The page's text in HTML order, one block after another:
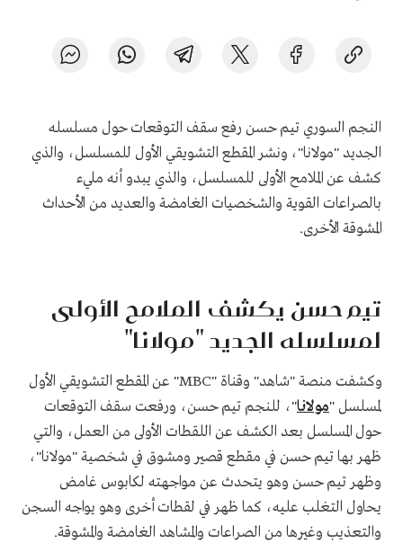
النجم السوري تيم حسن رفع سقف التوقعات حول مسلسله
الجديد "مولانا"، ونشر المقطع التشويقي الأول للمسلسل، والذي
كشف عن الملامح الأولى للمسلسل، والذي يبدو أنه مليء
بالصراعات القوية والشخصيات الغامضة والعديد من الأحداث
المشوقة الأخرى.
تيم حسن يكشف الملامح الأولى
لمسلسله الجديد "مولانا"
وكشفت منصة "شاهد" وقناة "MBC" عن المقطع التشويقي الأول
لمسلسل "مولانا"، للنجم تيم حسن، ورفعت سقف التوقعات
حول المسلسل بعد الكشف عن اللقطات الأولى من العمل، والتي
ظهر بها تيم حسن في مقطع قصير ومشوق في شخصية "مولانا"،
وظهر تيم حسن وهو يتحدث عن مواجهته لكابوس غامض
يحاول التغلب عليه، كما ظهر في لقطات أخرى وهو يواجه السجن
والتعذيب وغيرها من الصراعات والمشاهد الغامضة والمشوقة.